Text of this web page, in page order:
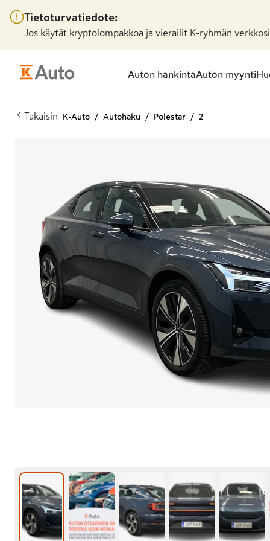
Tietoturvatiedote:
Jos käytät kryptolompakkoa ja vierailit K-ryhmän
Auton hankintaAuton myynti
Takaisin K-Auto Autohaku Polestar 2